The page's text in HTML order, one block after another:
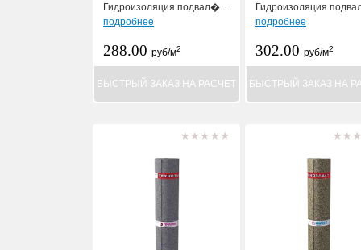
Гидроизоляция подвал�...
подробнее
288.00 руб/м2
БЫСТРЫЙ ЗАКАЗ НА РАСЧЕТ
Гидроизоляция
подробнее
302.00 руб/м2
БЫСТРЫЙ ЗАКАЗ НА